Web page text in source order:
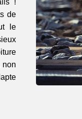
!
de
le
non